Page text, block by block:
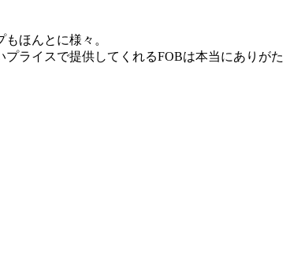
ほんとに様々。
ライスで提供してくれるFOBは本当にありがた